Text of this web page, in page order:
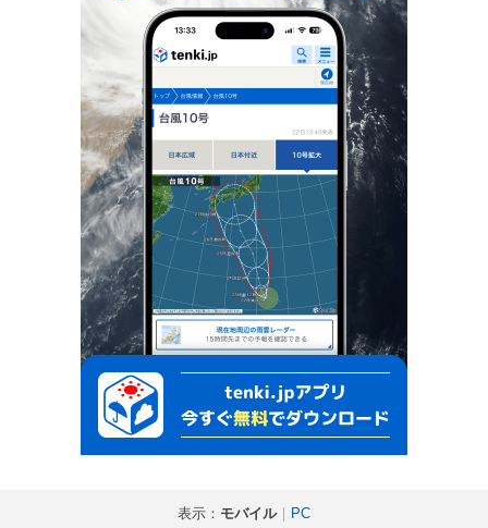
表示： モバイル｜ PC